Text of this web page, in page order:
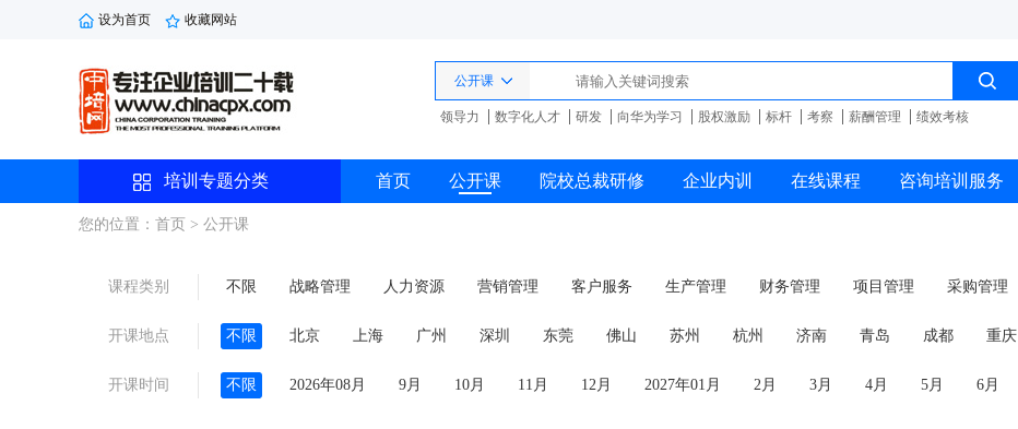
设为首页 收藏网站
公开课
领导力 数字化人才 研发 向华为学习 股权激励 标杆 考察 薪酬管理 绩效考核
培训专题分类 首页 公开课 院校总裁研修 企业内训 在线课程 咨询培训服务
您的位置：首页 > 公开课
课程类别 不限 战略管理 人力资源 营销管理 客户服务 生产管理 财务管理 项目管理 采购管理
开课地点 不限 北京 上海 广州 深圳 东莞 佛山 苏州 杭州 济南 青岛 成都 重庆
开课时间 不限 2026年08月 9月 10月 11月 12月 2027年01月 2月 3月 4月 5月 6月